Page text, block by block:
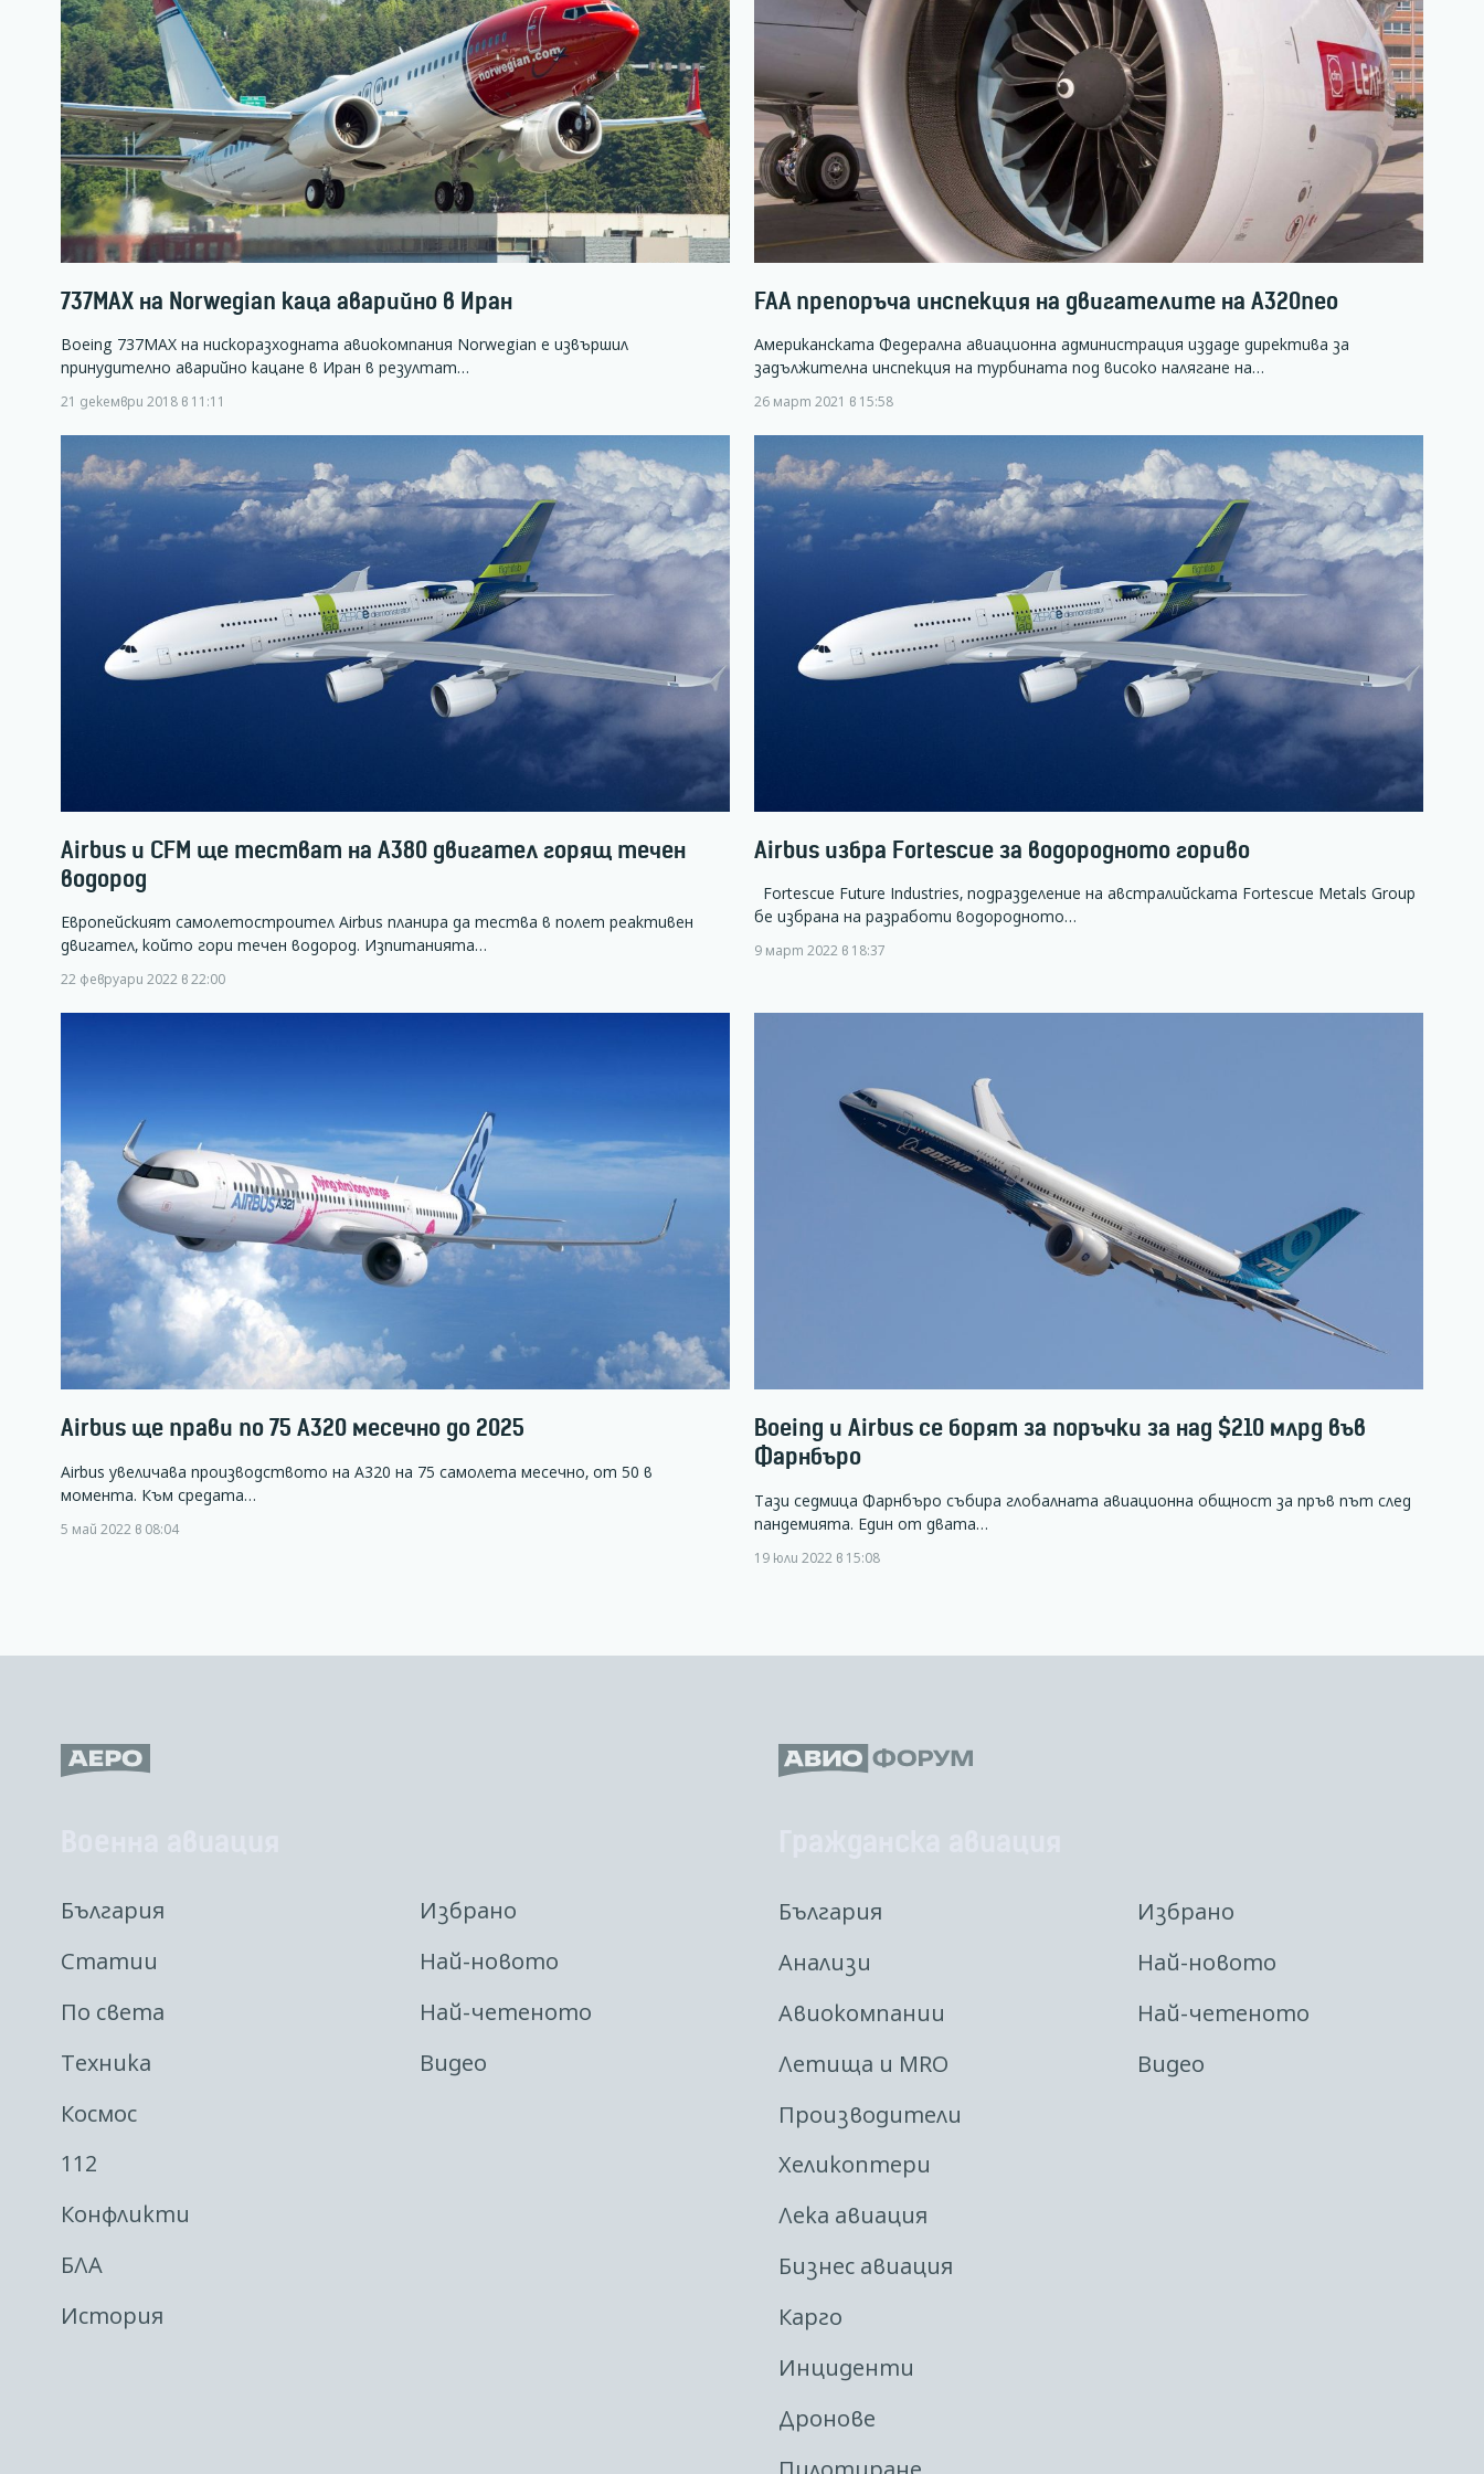
737MAX на Norwegian каца аварийно в Иран
Boeing 737MAX на нискоразходната авиокомпания Norwegian е извършил
принудително аварийно кацане в Иран в резултат…
21 декември 2018 в 11:11
FAA препоръча инспекция на двигателите на А320neo
Американската Федерална авиационна администрация издаде директива за
задължителна инспекция на турбината под високо налягане на…
26 март 2021 в 15:58
Airbus и CFM ще тестват на A380 двигател горящ течен
водород
Европейският самолетостроител Airbus планира да тества в полет реактивен
двигател, който гори течен водород. Изпитанията…
22 февруари 2022 в 22:00
Airbus избра Fortescue за водородното гориво
Fortescue Future Industries, подразделение на австралийската Fortescue Metals Group
бе избрана на разработи водородното…
9 март 2022 в 18:37
Airbus ще прави по 75 А320 месечно до 2025
Airbus увеличава производството на А320 на 75 самолета месечно, от 50 в
момента. Към средата…
5 май 2022 в 08:04
Boeing и Airbus се борят за поръчки за над $210 млрд във
Фарнбъро
Тази седмица Фарнбъро събира глобалната авиационна общност за пръв път след
пандемията. Един от двата…
19 юли 2022 в 15:08
България
Статии
По света
Техника
Космос
112
Конфликти
БЛА
История
Избрано
Най-новото
Най-четеното
Видео
България
Анализи
Авиокомпании
Летища и MRO
Производители
Хеликоптери
Лека авиация
Бизнес авиация
Карго
Инциденти
Дронове
Избрано
Най-новото
Най-четеното
Видео